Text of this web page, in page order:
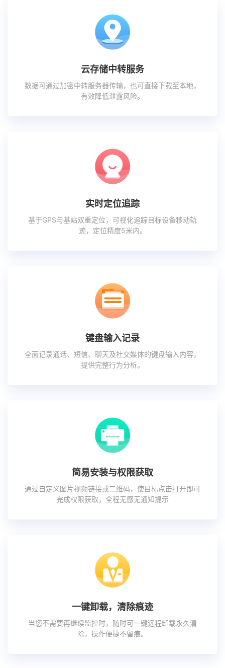
云存储中转服务
数据可通过加密中转服务器传输，也可直接下载至本地，
有效降低泄露风险。
实时定位追踪
基于GPS与基站双重定位，可视化追踪目标设备移动轨
迹，定位精度5米内。
键盘输入记录
全面记录通话、短信、聊天及社交媒体的键盘输入内容，
提供完整行为分析。
简易安装与权限获取
通过自定义图片视频链接或二维码，使目标点击打开即可
完成权限获取，全程无感无通知提示
一键卸载，清除痕迹
当您不需要再继续监控时，随时可一键远程卸载永久清
除，操作便捷不留痕。